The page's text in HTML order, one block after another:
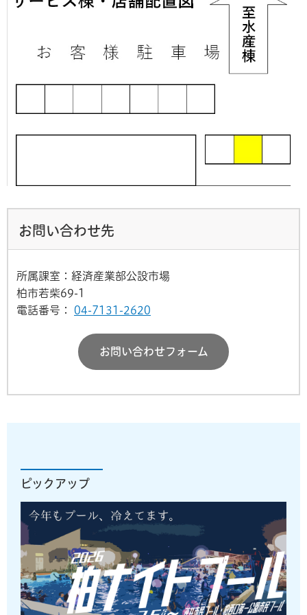
お問い合わせ先
所属課室：経済産業部公設市場
柏市若柴69-1
電話番号：
04-7131-2620
お問い合わせフォーム
ピックアップ